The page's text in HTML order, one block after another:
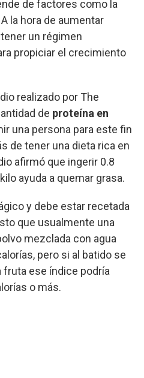
de factores como la
la hora de aumentar
un régimen
propiciar el crecimiento
realizado por The
de proteína en
una persona para este fin
de tener una dieta rica en
afirmó que ingerir 0.8
ayuda a quemar grasa.
y debe estar recetada
que usualmente una
mezclada con agua
pero si al batido se
fruta ese índice podría
o más.